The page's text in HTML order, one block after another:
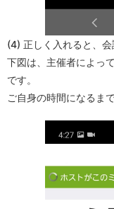
(4) 正しく入れると、会
下図は、主催者によっ
です。
ご自身の時間になるま